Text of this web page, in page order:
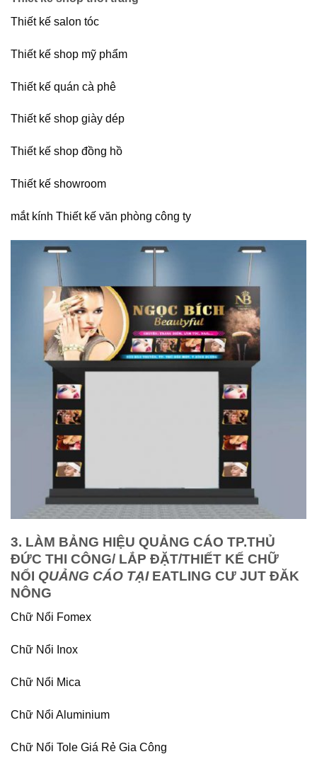
Thiết kế salon tóc
Thiết kế shop mỹ phẩm
Thiết kế quán cà phê
Thiết kế shop giày dép
Thiết kế shop đồng hồ
Thiết kế showroom
mắt kính Thiết kế văn phòng công ty
3. LÀM BẢNG HIỆU QUẢNG CÁO TP.THỦ
ĐỨC THI CÔNG/ LẮP ĐẶT/THIẾT KẾ CHỮ
NỔI QUẢNG CÁO TẠI EATLING CƯ JUT ĐĂK
NÔNG
Chữ Nổi Fomex
Chữ Nổi Inox
Chữ Nổi Mica
Chữ Nổi Aluminium
Chữ Nổi Tole Giá Rẻ Gia Công